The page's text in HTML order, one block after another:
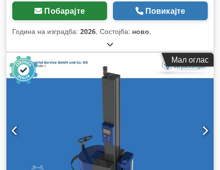
Побарајте Повикајте
Година на изградба: 2026, Состојба: ново,
Мал оглас